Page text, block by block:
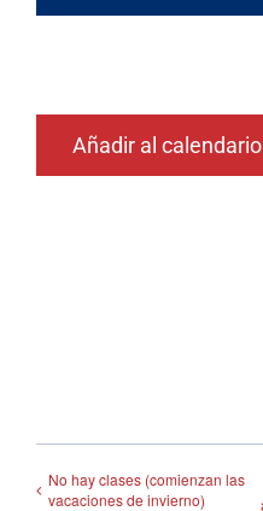
Añadir al calendario
No hay clases (comienzan las
vacaciones de invierno)